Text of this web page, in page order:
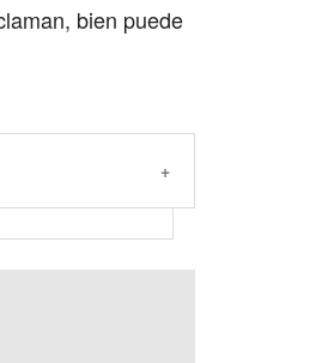
bien puede